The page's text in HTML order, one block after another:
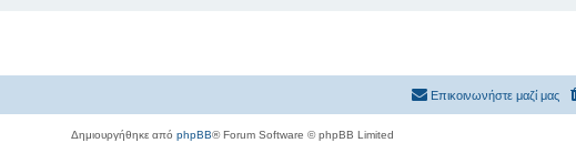
Επικοινωνήστε μαζί μας
Δημιουργήθηκε από phpBB® Forum Software © phpBB Limited